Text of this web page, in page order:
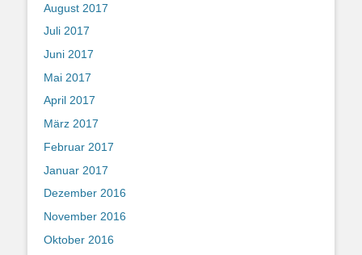
August 2017
Juli 2017
Juni 2017
Mai 2017
April 2017
März 2017
Februar 2017
Januar 2017
Dezember 2016
November 2016
Oktober 2016